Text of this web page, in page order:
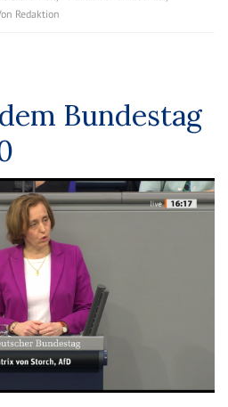
Redaktion
Bundestag